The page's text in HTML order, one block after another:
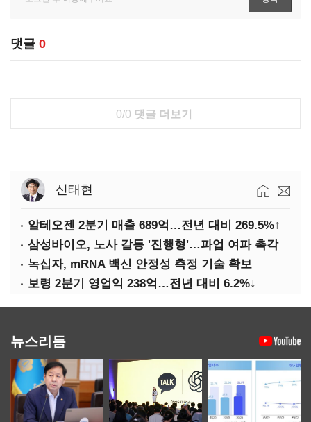
댓글 0
0/0 댓글 더보기
신태현
알테오젠 2분기 매출 689억…전년 대비 269.5%↑
삼성바이오, 노사 갈등 '진행형'…파업 여파 촉각
녹십자, mRNA 백신 안정성 측정 기술 확보
보령 2분기 영업익 238억…전년 대비 6.2%↓
뉴스리듬